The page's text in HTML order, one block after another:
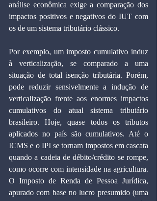
análise econômica exige a comparação dos
impactos positivos e negativos do IUT com
os de um sistema tributário clássico.
Por exemplo, um imposto cumulativo induz
à verticalização, se comparado a uma
situação de total isenção tributária. Porém,
pode reduzir sensivelmente a indução de
verticalização frente aos enormes impactos
cumulativos do atual sistema tributário
brasileiro. Hoje, quase todos os tributos
aplicados no país são cumulativos. Até o
ICMS e o IPI se tornam impostos em cascata
quando a cadeia de débito/crédito se rompe,
como ocorre com intensidade na agricultura.
O Imposto de Renda de Pessoa Jurídica,
apurado com base no lucro presumido (uma